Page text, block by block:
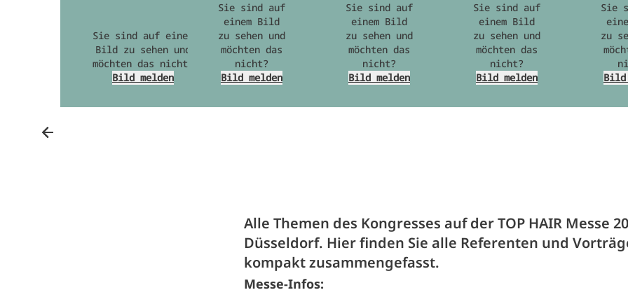
Sie sind auf einem
Bild zu sehen und
möchten das nicht?
Bild melden
Sie sind auf
einem Bild
zu sehen und
möchten das
nicht?
Bild melden
Sie sind auf
einem Bild
zu sehen und
möchten das
nicht?
Bild melden
Sie sind auf
einem Bild
zu sehen und
möchten das
nicht?
Bild melden
Sie
zu
Bild
Alle Themen des Kongresses auf der TOP HAIR Messe
Düsseldorf. Hier finden Sie alle Referenten und
kompakt zusammengefasst.
Messe-Infos: